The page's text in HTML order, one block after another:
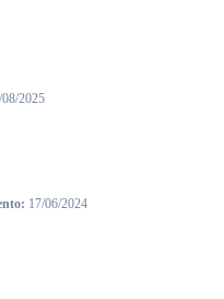
2025
17/06/2024